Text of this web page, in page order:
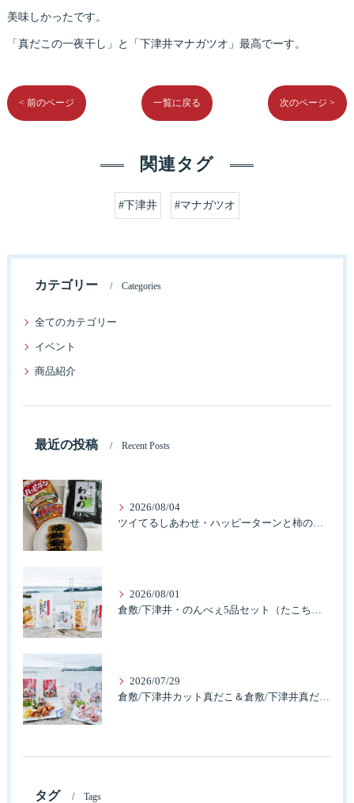
美味しかったです。
「真だこの一夜干し」と「下津井マナガツオ」最高でーす。
< 前のページ 一覧に戻る 次のページ >
関連タグ
#下津井 #マナガツオ
カテゴリー Categories
全てのカテゴリー
イベント
商品紹介
最近の投稿 Recent Posts
2026/08/04
ツイてるしあわせ・ハッピーターンと柿の種とそふとわかめふりかけとタコふりかけ・ハッピーコラボレーション
2026/08/01
倉敷/下津井・のんべぇ5品セット（たこちく、たこ玉、味付のり、串酢だこ、味付けけやわらか真だこチーズ）3歳のお子様も大好きなんですよ。
2026/07/29
倉敷/下津井カット真だこ＆倉敷/下津井真だこ唐揚げ・セット人気です。
タグ Tags